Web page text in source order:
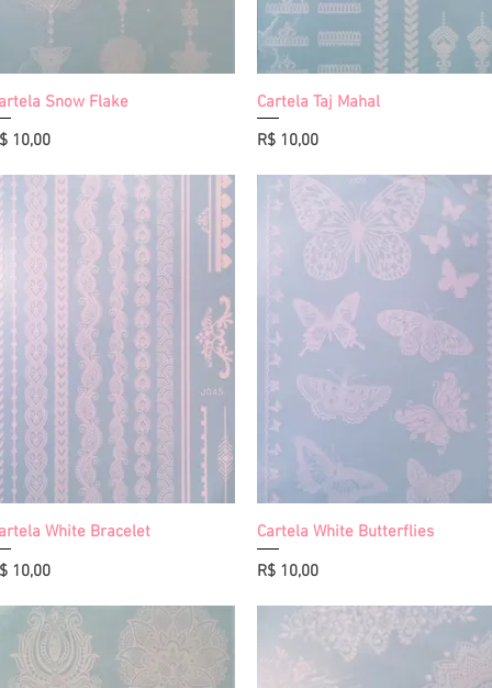
Visualização rápida
Snow Flake
10,00
Visualização rápida
Cartela Taj Mahal
Preço
R$ 10,00
Visualização rápida
White Bracelet
10,00
Visualização rápida
Cartela White Butterflies
Preço
R$ 10,00